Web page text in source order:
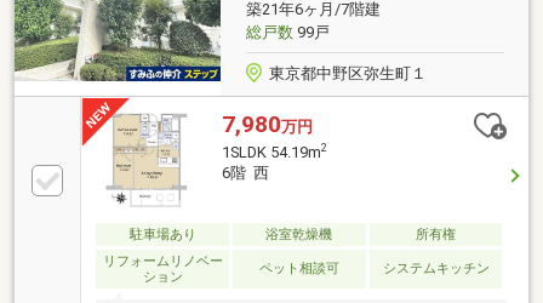
築21年6ヶ月/7階建
総戸数99戸
東京都中野区弥生町１
7,980万円
1SLDK 54.19m2
6階 西
駐車場あり 浴室乾燥機
所有権
リフォームリノベー
ション
ペット相談可 システムキッチン